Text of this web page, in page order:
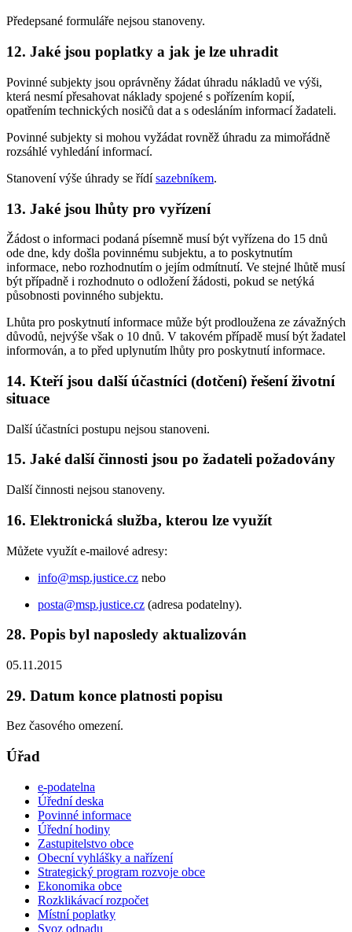
Předepsané formuláře nejsou stanoveny.
12. Jaké jsou poplatky a jak je lze uhradit
Povinné subjekty jsou oprávněny žádat úhradu nákladů ve výši,
která nesmí přesahovat náklady spojené s pořízením kopií,
opatřením technických nosičů dat a s odesláním informací žadateli.
Povinné subjekty si mohou vyžádat rovněž úhradu za mimořádně
rozsáhlé vyhledání informací.
Stanovení výše úhrady se řídísazebníkem.
13. Jaké jsou lhůty pro vyřízení
Žádost o informaci podaná písemně musí být vyřízena do 15 dnů
ode dne, kdy došla povinnému subjektu, a to poskytnutím
informace, nebo rozhodnutím o jejím odmítnutí. Ve stejné lhůtě musí
být případně i rozhodnuto o odložení žádosti, pokud se netýká
působnosti povinného subjektu.
Lhůta pro poskytnutí informace může být prodloužena ze závažných
důvodů, nejvýše však o 10 dnů. V takovém případě musí být žadatel
informován, a to před uplynutím lhůty pro poskytnutí informace.
14. Kteří jsou další účastníci (dotčení) řešení životní
situace
Další účastníci postupu nejsou stanoveni.
15. Jaké další činnosti jsou po žadateli požadovány
Další činnosti nejsou stanoveny.
16. Elektronická služba, kterou lze využít
Můžete využít e-mailové adresy:
info@msp.justice.cz nebo
posta@msp.justice.cz (adresa podatelny).
28. Popis byl naposledy aktualizován
05.11.2015
29. Datum konce platnosti popisu
Bez časového omezení.
Úřad
e-podatelna
Úřední deska
Povinné informace
Úřední hodiny
Zastupitelstvo obce
Obecní vyhlášky a nařízení
Strategický program rozvoje obce
Ekonomika obce
Rozklikávací rozpočet
Místní poplatky
Svoz odpadu